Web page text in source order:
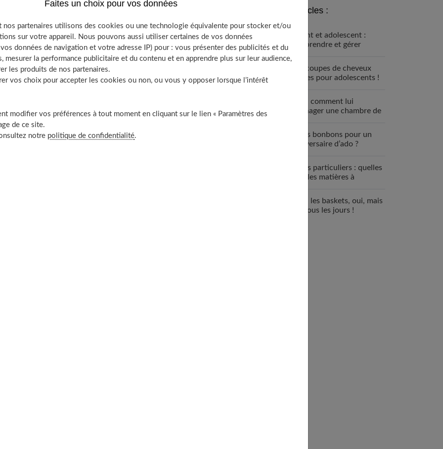
c'est une contre-indication pour le port de lentilles, tout
: un adolescent souffrant d'acné et traité par isotrétinoïne ne
car ce médicament a un effet desséchant.
certaines adolescentes, une modification de la qualité de
ressentir une certaine gêne. Il est alors possible de leur
moins.
qui le souhaite de lentilles correctrices. Celles en
de la conjonctive et de la cornée.
le port de lentilles journalières, qui ne nécessitent aucun
bonne sécurité et corrigent tous les défauts visuels.
études récentes ont montré l'efficacité des lentilles rigides,
problème de vision.
Derniers articles :
Enfant et adolescent :
comprendre et gérer
100 coupes de cheveux
stylées pour adolescents !
Ado : comment lui
aménager une chambre de
Quels bonbons pour un
anniversaire d’ado ?
Cours particuliers : quelles
sont les matières à
Ado : les baskets, oui, mais
pas tous les jours !
Faites un choix pour vos données
nos partenaires utilisons des cookies ou une technologie équivalente pour stocker et/ou
sur votre appareil. Nous pouvons aussi utiliser certaines de vos données
données de navigation et votre adresse IP) pour : vous présenter des publicités et du
mesurer la performance publicitaire et du contenu et en apprendre plus sur leur audience,
les produits de nos partenaires.
vos choix pour accepter les cookies ou non, ou vous y opposer lorsque l’intérêt
modifier vos préférences à tout moment en cliquant sur le lien « Paramètres des
de ce site.
notre politique de confidentialité.